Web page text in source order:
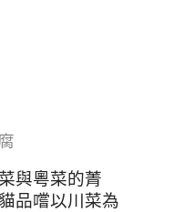
與粵菜的菁
品嚐以川菜為